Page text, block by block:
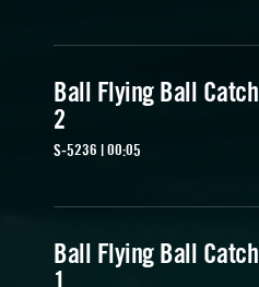
Ball Flying Ball Catch
2
S-5236 | 00:05
Ball Flying Ball Catch
1